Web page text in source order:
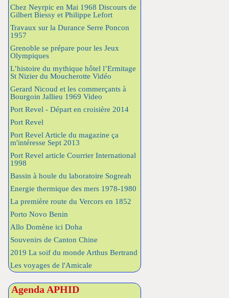
Chez Neyrpic en Mai 1968 Discours de
Gilbert Biessy et Philippe Lefort
Travaux sur la Durance Serre Poncon
1957
Grenoble se prépare pour les Jeux
Olympiques
L’histoire du mythique hôtel l’Ermitage
St Nizier du Moucherotte Vidéo
Gerard Nicoud et les commerçants à
Bourgoin Jallieu 1969 Video
Port Revel - Départ en croisière 2014
Port Revel
Port Revel Article du magazine ça
m'intéresse Sept 2013
Port Revel article Courrier International
1998
Bassin à houle du laboratoire Sogreah
Energie thermique des mers 1978-1980
La première route du Vercors en 1852
Porto Novo Benin
Allo Domène ici Doha
Souvenirs de Canton Chine
2019 La soif du monde Arthus Bertrand
Les voyages de l'Amicale
Agenda APHID